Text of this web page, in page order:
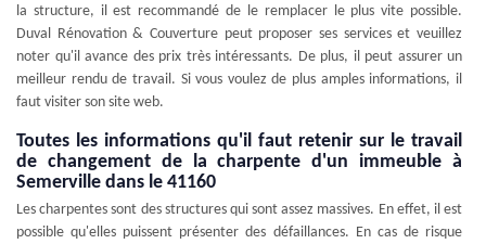
la structure, il est recommandé de le remplacer le plus vite possible.
Duval Rénovation & Couverture peut proposer ses services et veuillez
noter qu'il avance des prix très intéressants. De plus, il peut assurer un
meilleur rendu de travail. Si vous voulez de plus amples informations, il
faut visiter son site web.
Toutes les informations qu'il faut retenir sur le travail
de changement de la charpente d'un immeuble à
Semerville dans le 41160
Les charpentes sont des structures qui sont assez massives. En effet, il est
possible qu'elles puissent présenter des défaillances. En cas de risque